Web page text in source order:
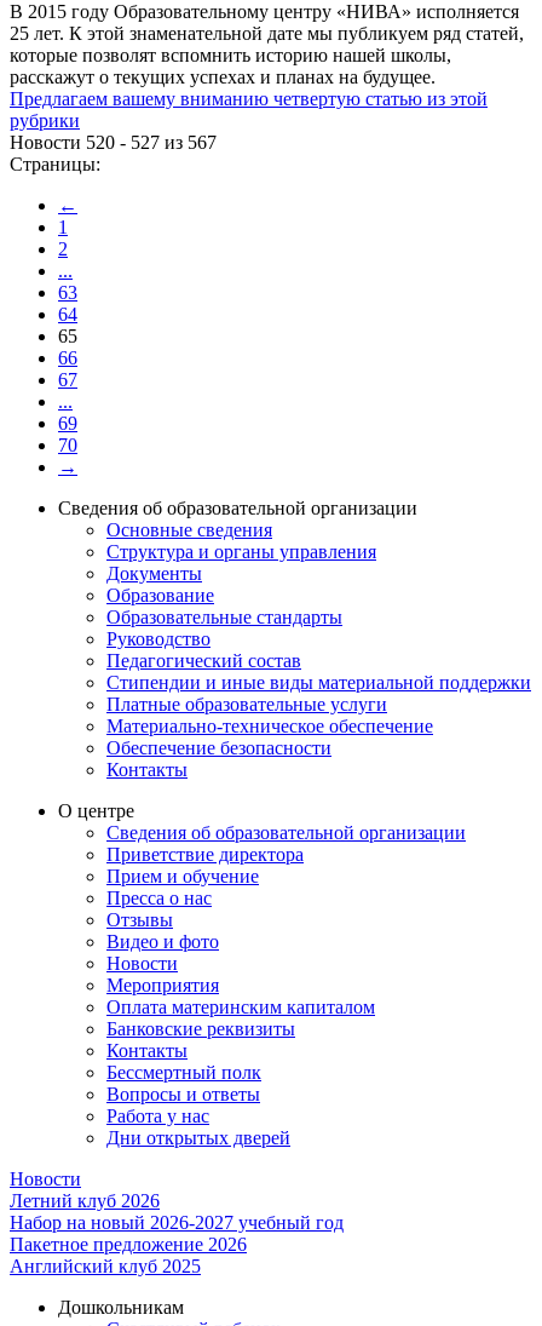
В 2015 году Образовательному центру «НИВА» исполняется
25 лет. К этой знаменательной дате мы публикуем ряд статей,
которые позволят вспомнить историю нашей школы,
расскажут о текущих успехах и планах на будущее.
Предлагаем вашему вниманию четвертую статью из этой
рубрики
Новости 520 - 527 из 567
Страницы:
←
1
2
...
63
64
65
66
67
...
69
70
→
Сведения об образовательной организации
Основные сведения
Структура и органы управления
Документы
Образование
Образовательные стандарты
Руководство
Педагогический состав
Стипендии и иные виды материальной поддержки
Платные образовательные услуги
Материально-техническое обеспечение
Обеспечение безопасности
Контакты
О центре
Сведения об образовательной организации
Приветствие директора
Прием и обучение
Пресса о нас
Отзывы
Видео и фото
Новости
Мероприятия
Оплата материнским капиталом
Банковские реквизиты
Контакты
Бессмертный полк
Вопросы и ответы
Работа у нас
Дни открытых дверей
Новости
Летний клуб 2026
Набор на новый 2026-2027 учебный год
Пакетное предложение 2026
Английский клуб 2025
Дошкольникам